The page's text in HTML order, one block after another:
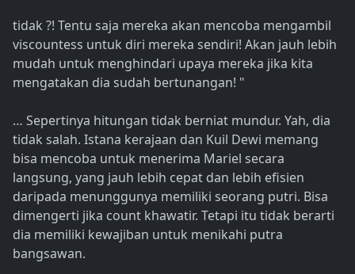
tidak ?! Tentu saja mereka akan mencoba mengambil
viscountess untuk diri mereka sendiri! Akan jauh lebih
mudah untuk menghindari upaya mereka jika kita
mengatakan dia sudah bertunangan! "
… Sepertinya hitungan tidak berniat mundur. Yah, dia
tidak salah. Istana kerajaan dan Kuil Dewi memang
bisa mencoba untuk menerima Mariel secara
langsung, yang jauh lebih cepat dan lebih efisien
daripada menunggunya memiliki seorang putri. Bisa
dimengerti jika count khawatir. Tetapi itu tidak berarti
dia memiliki kewajiban untuk menikahi putra
bangsawan.